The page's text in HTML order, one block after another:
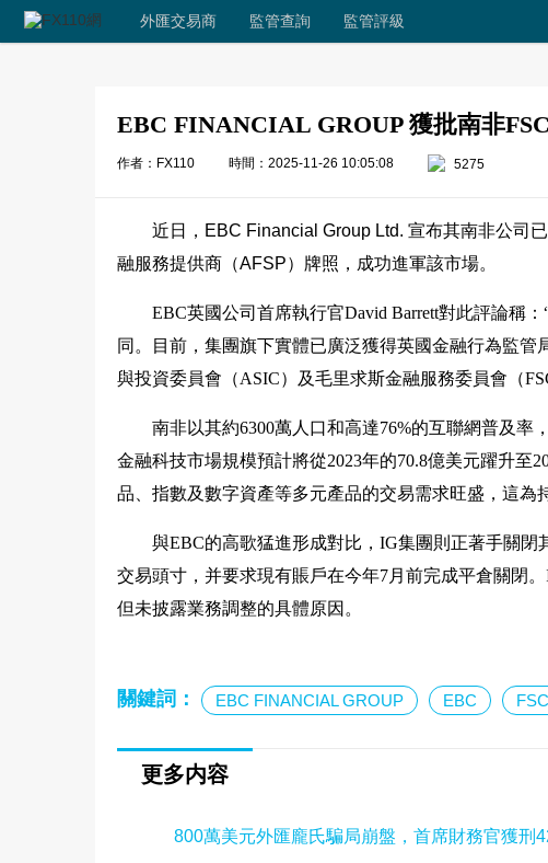
外匯交易商 監管查詢 監管評級
EBC FINANCIAL GROUP 獲批南非
作者：FX110 時間：2025-11-26 10:05:08 5275
近日，EBC Financial Group Ltd. 宣布其南非公司
融服務提供商（AFSP）牌照，成功進軍該市場。
EBC英國公司首席執行官David Barrett對此評論稱
同。目前，集團旗下實體已廣泛獲得英國金融行為監
與投資委員會（ASIC）及毛里求斯金融服務委員會（
南非以其約6300萬人口和高達76%的互聯網普及
金融科技市場規模預計將從2023年的70.8億美元躍升至
品、指數及數字資產等多元產品的交易需求旺盛，這為
與EBC的高歌猛進形成對比，IG集團則正著手關
交易頭寸，并要求現有賬戶在今年7月前完成平倉關閉
但未披露業務調整的具體原因。
關鍵詞： EBC FINANCIAL GROUP EBC
更多内容
800萬美元外匯龐氏騙局崩盤，首席財務官獲刑